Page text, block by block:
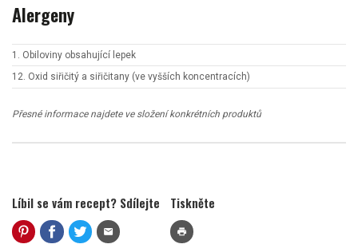
Alergeny
1. Obiloviny obsahující lepek
12. Oxid siřičitý a siřičitany (ve vyšších koncentracích)
Přesné informace najdete ve složení konkrétních produktů
Líbil se vám recept? Sdílejte
mail
Tiskněte
print